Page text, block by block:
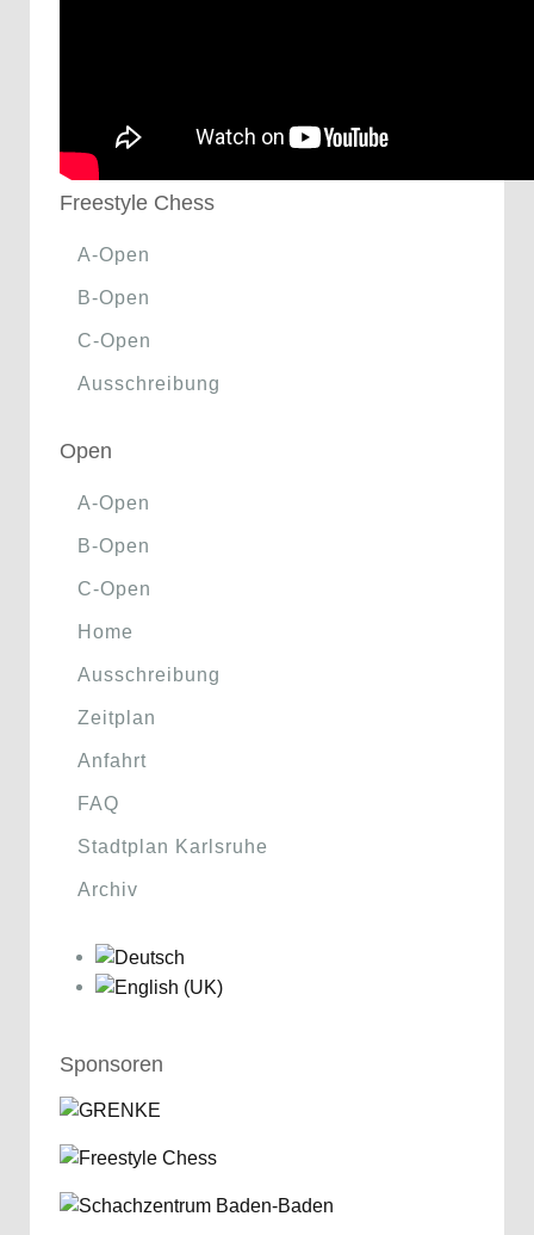
Freestyle Chess
A-Open
B-Open
C-Open
Ausschreibung
Open
A-Open
B-Open
C-Open
Home
Ausschreibung
Zeitplan
Anfahrt
FAQ
Stadtplan Karlsruhe
Archiv
Sponsoren